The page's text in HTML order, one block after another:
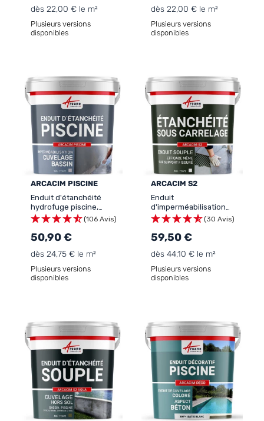
dès 22,00 € le m²
Plusieurs versions
disponibles
dès 22,00 € le m²
Plusieurs versions
disponibles
ARCACIM PISCINE
Enduit d'étanchéité
hydrofuge piscine,
bassin : ARCACIM PISCINE
(106 Avis)
50,90 €
dès 24,75 € le m²
Plusieurs versions
disponibles
ARCACIM S2
Enduit
d'imperméabilisation
sous carrelage : ARCACIM
S2
(30 Avis)
59,50 €
dès 44,10 € le m²
Plusieurs versions
disponibles